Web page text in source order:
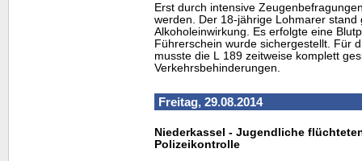
Erst durch intensive
werden. Der 18-jährige Lohmarer stand
Alkoholeinwirkung. Es erfolgte eine
Führerschein wurde sichergestellt. Für
musste die L 189 zeitweise komplett
Verkehrsbehinderungen.
Freitag, 29.08.2014
Niederkassel - Jugendliche
Polizeikontrolle